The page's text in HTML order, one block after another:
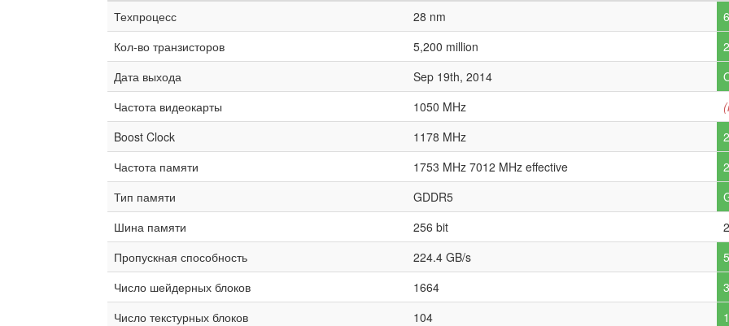
Техпроцесс
28 nm
Кол-во транзисторов
5,200 million
Дата выхода
Sep 19th, 2014
Частота видеокарты
1050 MHz
Boost Clock
1178 MHz
Частота памяти
1753 MHz 7012 MHz effective
Тип памяти
GDDR5
Шина памяти
256 bit
Пропускная способность
224.4 GB/s
Число шейдерных блоков
1664
Число текстурных блоков
104